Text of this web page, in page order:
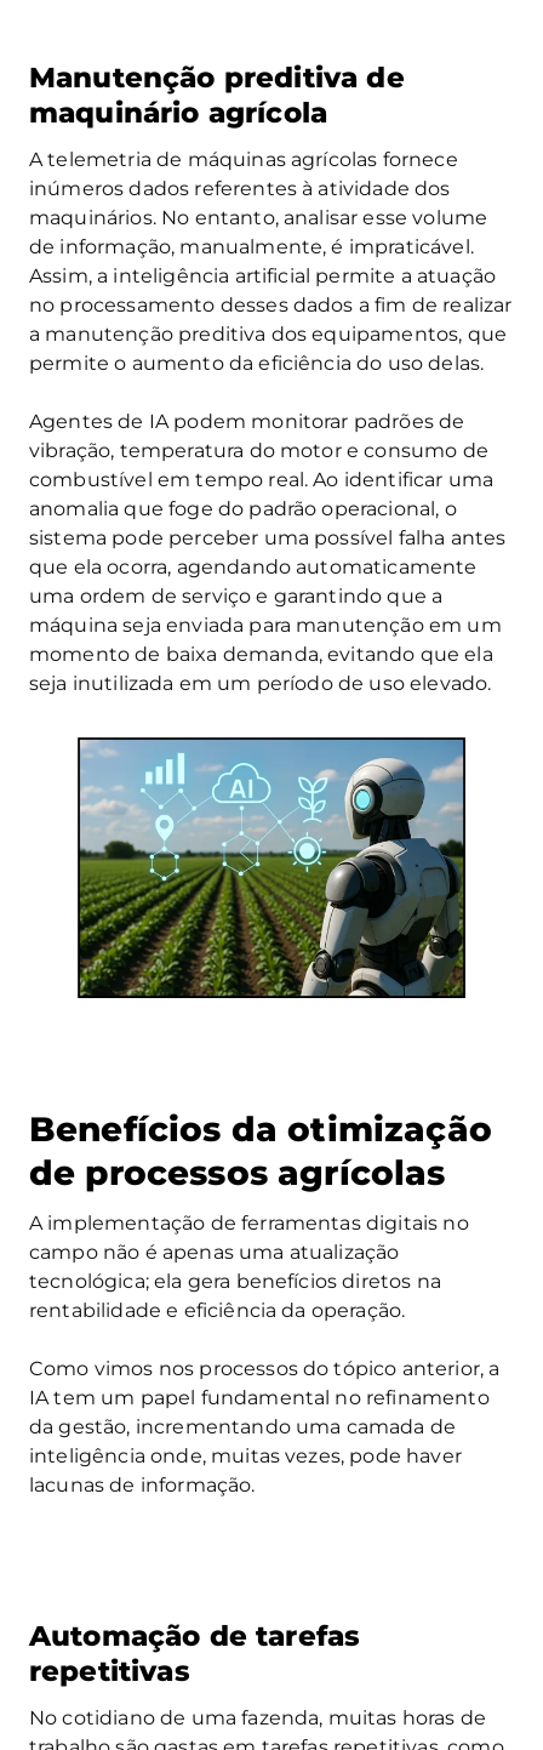
Manutenção preditiva de
maquinário agrícola
A telemetria de máquinas agrícolas fornece
inúmeros dados referentes à atividade dos
maquinários. No entanto, analisar esse volume
de informação, manualmente, é impraticável.
Assim, a inteligência artificial permite a atuação
no processamento desses dados a fim de realizar
a manutenção preditiva dos equipamentos, que
permite o aumento da eficiência do uso delas.
Agentes de IA podem monitorar padrões de
vibração, temperatura do motor e consumo de
combustível em tempo real. Ao identificar uma
anomalia que foge do padrão operacional, o
sistema pode perceber uma possível falha antes
que ela ocorra, agendando automaticamente
uma ordem de serviço e garantindo que a
máquina seja enviada para manutenção em um
momento de baixa demanda, evitando que ela
seja inutilizada em um período de uso elevado.
Benefícios da otimização
de processos agrícolas
A implementação de ferramentas digitais no
campo não é apenas uma atualização
tecnológica; ela gera benefícios diretos na
rentabilidade e eficiência da operação.
Como vimos nos processos do tópico anterior, a
IA tem um papel fundamental no refinamento
da gestão, incrementando uma camada de
inteligência onde, muitas vezes, pode haver
lacunas de informação.
Automação de tarefas
repetitivas
No cotidiano de uma fazenda, muitas horas de